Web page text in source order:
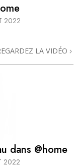
2022
LA VIDÉO
dans @home
2022